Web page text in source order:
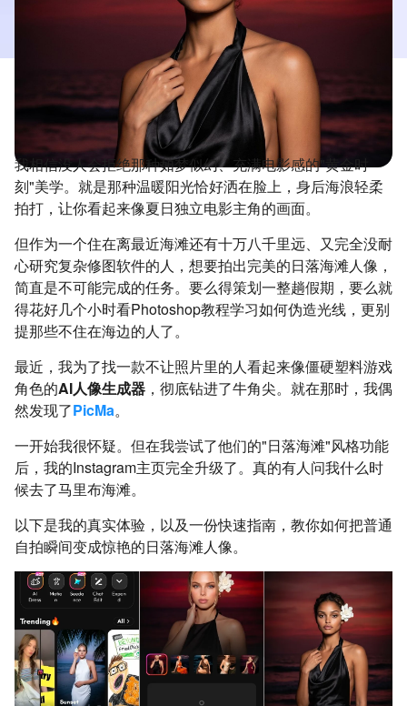
我相信没人会拒绝那种如梦似幻、充满电影感的"黄金时
刻"美学。就是那种温暖阳光恰好洒在脸上，身后海浪轻柔
拍打，让你看起来像夏日独立电影主角的画面。
但作为一个住在离最近海滩还有十万八千里远、又完全没耐
心研究复杂修图软件的人，想要拍出完美的日落海滩人像，
简直是不可能完成的任务。要么得策划一整趟假期，要么就
得花好几个小时看Photoshop教程学习如何伪造光线，更别
提那些不住在海边的人了。
最近，我为了找一款不让照片里的人看起来像僵硬塑料游戏
角色的AI人像生成器 ，彻底钻进了牛角尖。就在那时，我偶
然发现了PicMa。
一开始我很怀疑。但在我尝试了他们的"日落海滩"风格功能
后，我的Instagram主页完全升级了。真的有人问我什么时
候去了马里布海滩。
以下是我的真实体验，以及一份快速指南，教你如何把普通
自拍瞬间变成惊艳的日落海滩人像。